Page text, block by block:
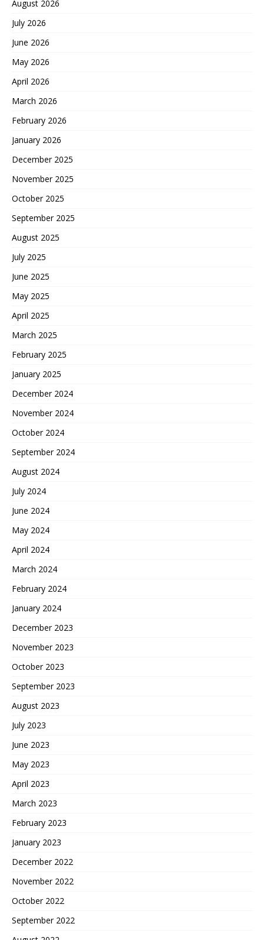
August 2026
July 2026
June 2026
May 2026
April 2026
March 2026
February 2026
January 2026
December 2025
November 2025
October 2025
September 2025
August 2025
July 2025
June 2025
May 2025
April 2025
March 2025
February 2025
January 2025
December 2024
November 2024
October 2024
September 2024
August 2024
July 2024
June 2024
May 2024
April 2024
March 2024
February 2024
January 2024
December 2023
November 2023
October 2023
September 2023
August 2023
July 2023
June 2023
May 2023
April 2023
March 2023
February 2023
January 2023
December 2022
November 2022
October 2022
September 2022